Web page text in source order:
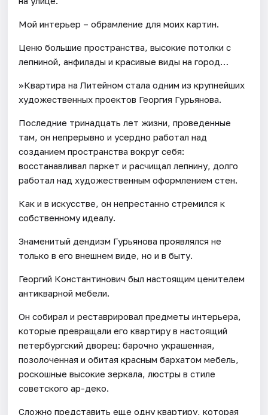
Мой интерьер – обрамление для моих картин.
Ценю большие пространства, высокие потолки с
лепниной, анфилады и красивые виды на город…
»Квартира на Литейном стала одним из крупнейших
художественных проектов Георгия Гурьянова.
Последние тринадцать лет жизни, проведенные
там, он непрерывно и усердно работал над
созданием пространства вокруг себя:
восстанавливал паркет и расчищал лепнину, долго
работал над художественным оформлением стен.
Как и в искусстве, он непрестанно стремился к
собственному идеалу.
Знаменитый дендизм Гурьянова проявлялся не
только в его внешнем виде, но и в быту.
Георгий Константинович был настоящим ценителем
антикварной мебели.
Он собирал и реставрировал предметы интерьера,
которые превращали его квартиру в настоящий
петербургский дворец: барочно украшенная,
позолоченная и обитая красным бархатом мебель,
роскошные высокие зеркала, люстры в стиле
советского ар-деко.
Сложно представить еще одну квартиру, которая